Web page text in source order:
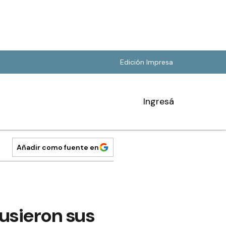
Edición Impresa
Ingresá
Añadir como fuente en
sus